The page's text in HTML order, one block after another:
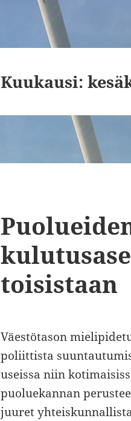
Kuukausi:
toisistaan
Väestötason
poliittista
useissa niin
puoluekannan
juuret